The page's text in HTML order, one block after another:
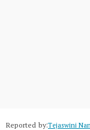
Reported by:Tejaswini